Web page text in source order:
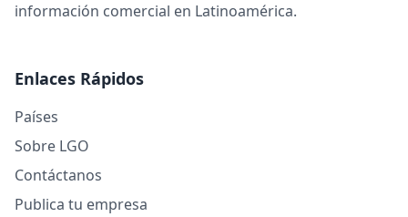
información comercial en Latinoamérica.
Enlaces Rápidos
Países
Sobre LGO
Contáctanos
Publica tu empresa